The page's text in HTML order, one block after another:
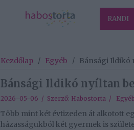
RANDI
Kezdőlap / Egyéb / Bánsági Ildikó
Bánsági Ildikó nyíltan
2026-05-06 / Szerző: Habostorta / Egyéb
Több mint két évtizeden át alkotott
házasságukból két gyermek is